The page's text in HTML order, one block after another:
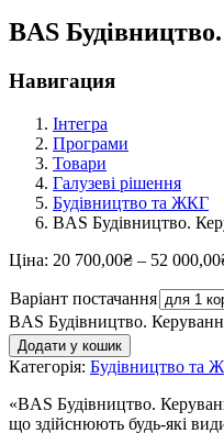
BAS
Навигация
Інтегра
Програми
Товари
Галузеві рішення
Будівництво та ЖКГ
BAS Будівництво.
Ціна: 20 700,00₴ – 52 000,00
Варіант постачання
BAS Будівництво.
Додати у кошик
Категорія: Будівництво та
«BAS Будівництво.
що здійснюють будь-які